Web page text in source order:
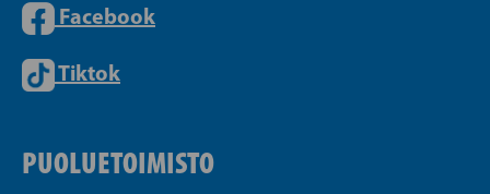
Facebook
Tiktok
PUOLUETOIMISTO